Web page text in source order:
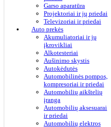
Garso aparatūra
Projektoriai ir jų priedai
Televizoriai ir priedai
Auto prekės
Akumuliatoriai ir jų
įkrovikliai
Alkotesteriai
Aušinimo skystis
Autokėdutės
Automobilinės pompos,
kompresoriai ir priedai
Automobilių aikštelių
įranga
Automobilių aksesuarai
ir priedai
Automobilių elektros